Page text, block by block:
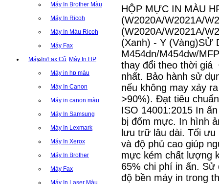
Máy In Brother Màu
Máy In Ricoh
Máy In Màu Ricoh
Máy Fax
Máy In/Fax Cũ Máy In HP
Máy in hp màu
Máy In Canon
Máy in canon màu
Máy In Samsung
Máy In Lexmark
Máy In Xerox
Máy In Brother
Máy Fax
HỘP MỰC IN MÀU
(W2020A/W2021A/
(W2020A/W2021A/
(Xanh) - Y (Vàng)SỬ
M454dn/M454dw/
thay đổi theo thời giá
nhất. Bảo hành sử
nếu không may xảy
>90%). Đạt tiêu
ISO 14001:2015 In
bị đốm mực. In hình
lưu trữ lâu dài. Tối
và độ phủ cao giúp
mực kém chất lượng
65% chi phí in ấn.
độ bền máy in trong